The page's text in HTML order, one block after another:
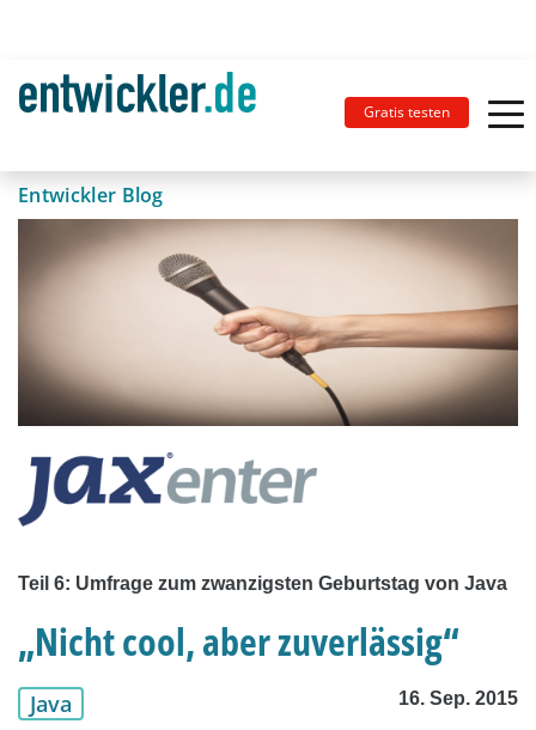
Gratis testen
Entwickler Blog
Teil 6: Umfrage zum zwanzigsten Geburtstag von Java
„Nicht cool, aber zuverlässig“
Java 16. Sep. 2015